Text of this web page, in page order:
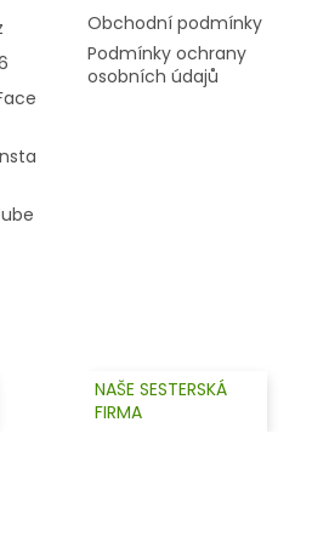
Obchodní podmínky
Podmínky ochrany
osobních údajů
NAŠE SESTERSKÁ
FIRMA